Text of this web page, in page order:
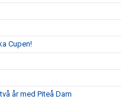
Cupen!
år med Piteå Dam